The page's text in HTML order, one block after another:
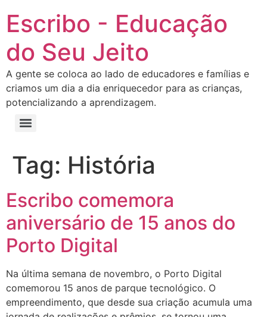
Escribo - Educação
do Seu Jeito
A gente se coloca ao lado de educadores e famílias e
criamos um dia a dia enriquecedor para as crianças,
potencializando a aprendizagem.
Tag: História
Escribo comemora
aniversário de 15 anos do
Porto Digital
Na última semana de novembro, o Porto Digital
comemorou 15 anos de parque tecnológico. O
empreendimento, que desde sua criação acumula uma